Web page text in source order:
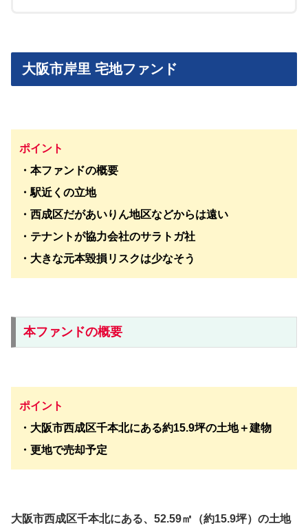
大阪市岸里 宅地ファンド
ポイント
・本ファンドの概要
・駅近くの立地
・西成区だがあいりん地区などからは遠い
・テナントが協力会社のサラトガ社
・大きな元本毀損リスクは少なそう
本ファンドの概要
ポイント
・大阪市西成区千本北にある約15.9坪の土地＋建物
・更地で売却予定
大阪市西成区千本北にある、52.59㎡（約15.9坪）の土地